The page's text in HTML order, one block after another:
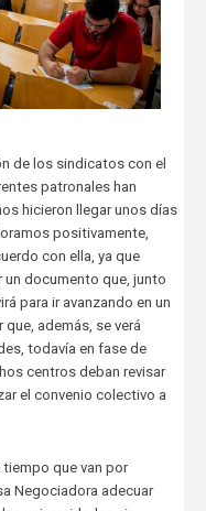
de los sindicatos con el
patronales han
hicieron llegar unos días
positivamente,
con ella, ya que
un documento que, junto
para ir avanzando en un
además, se verá
todavía en fase de
centros deban revisar
el convenio colectivo a
que van por
Negociadora adecuar